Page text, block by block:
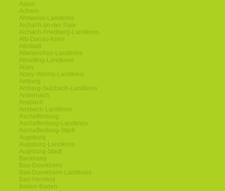
Aalen
Achern
Ahrweiler-Landkreis
Aichach-an-der-Paar
Aichach-Friedberg-Landkreis
Alb-Donau-Kreis
Albstadt
Altenkirchen-Landkreis
Altoetting-Landkreis
Alzey
Alzey-Worms-Landkreis
Amberg
Amberg-Sulzbach-Landkreis
Andernach
Ansbach
Ansbach-Landkreis
Aschaffenburg
Aschaffenburg-Landkreis
Aschaffenburg-Stadt
Augsburg
Augsburg-Landkreis
Augsburg-Stadt
Backnang
Bad-Duerkheim
Bad-Duerkheim-Landkreis
Bad-Hersfeld
Baden-Baden